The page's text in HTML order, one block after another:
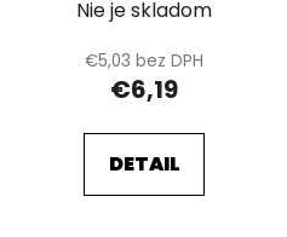
Nie je skladom
€5,03 bez DPH
€6,19
DETAIL